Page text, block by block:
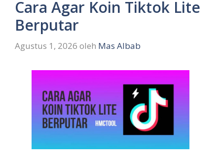
Cara Agar Koin Tiktok Lite
Berputar
Agustus 1, 2026 oleh Mas Albab